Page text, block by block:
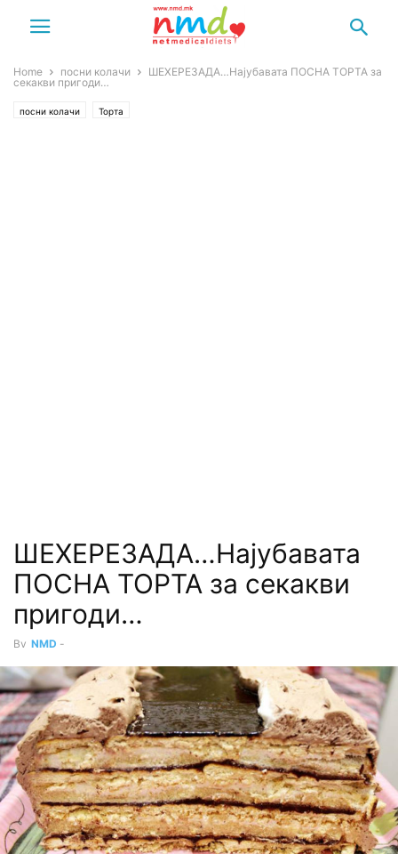
Home посни колачи
ШЕХЕРЕЗАДА…Најубавата ПОСНА ТОРТА за
секакви пригоди…
посни колачи Торта
ШЕХЕРЕЗАДА…Најубавата
ПОСНА ТОРТА за секакви
пригоди…
By NMD -